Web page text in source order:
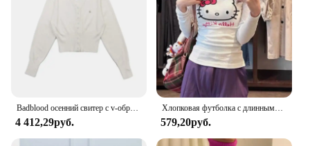
4 412,29руб.
Хлопковая футболка с длинными рукавами Hello Kitty, короткие топы с героями мультфильмов, универсальные Sanrioed, милые удобные облегающие топы с круглым вырезом, милые девушки
579,20руб.